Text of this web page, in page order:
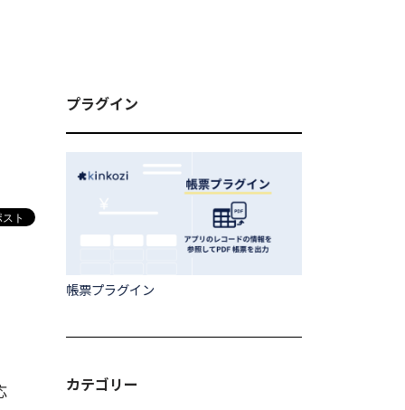
プラグイン
帳票プラグイン
カテゴリー